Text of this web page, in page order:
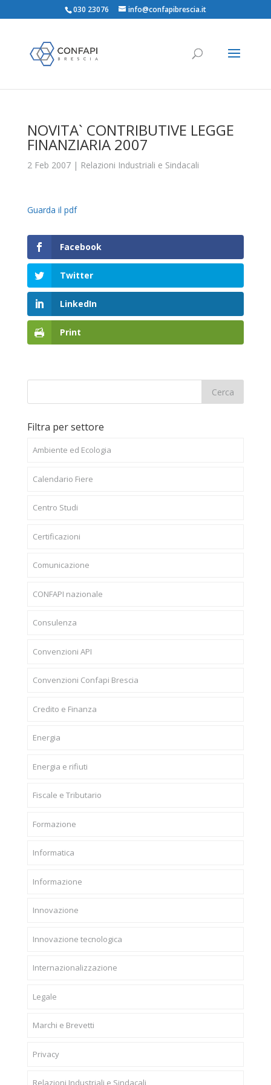
030 23076 info@confapibrescia.it
NOVITA` CONTRIBUTIVE LEGGE
FINANZIARIA 2007
2 Feb 2007| Relazioni Industriali e Sindacali
Guarda il pdf
Facebook
Twitter
LinkedIn
Print
Filtra per settore
Ambiente ed Ecologia
Calendario Fiere
Centro Studi
Certificazioni
Comunicazione
CONFAPI nazionale
Consulenza
Convenzioni API
Convenzioni Confapi Brescia
Credito e Finanza
Energia
Energia e rifiuti
Fiscale e Tributario
Formazione
Informatica
Informazione
Innovazione
Innovazione tecnologica
Internazionalizzazione
Legale
Marchi e Brevetti
Privacy